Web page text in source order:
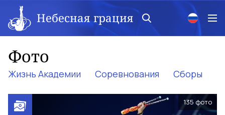
Небесная грация
Фото
Жизнь Академии Соревнования Сборы
135 фото